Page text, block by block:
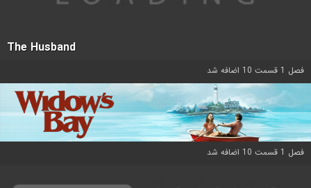
The Husband
فصل 1 قسمت 10 اضافه شد
فصل 1 قسمت 10 اضافه شد